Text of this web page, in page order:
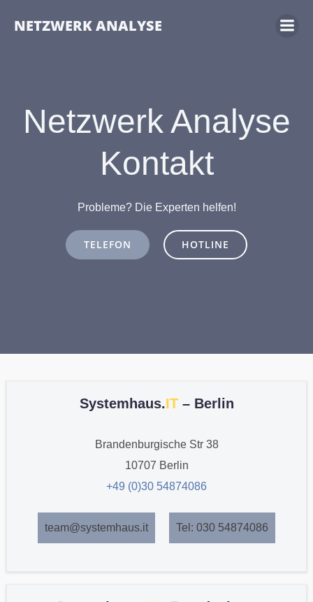
NETZWERK ANALYSE
Netzwerk Analyse
Kontakt
Probleme? Die Experten helfen!
TELEFON HOTLINE
Systemhaus.IT– Berlin
Brandenburgische Str 38
10707 Berlin
+49 (0)30 54874086
team@systemhaus.it Tel: 030 54874086